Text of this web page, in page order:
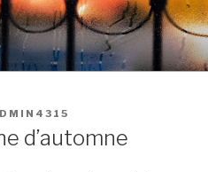
d’automne